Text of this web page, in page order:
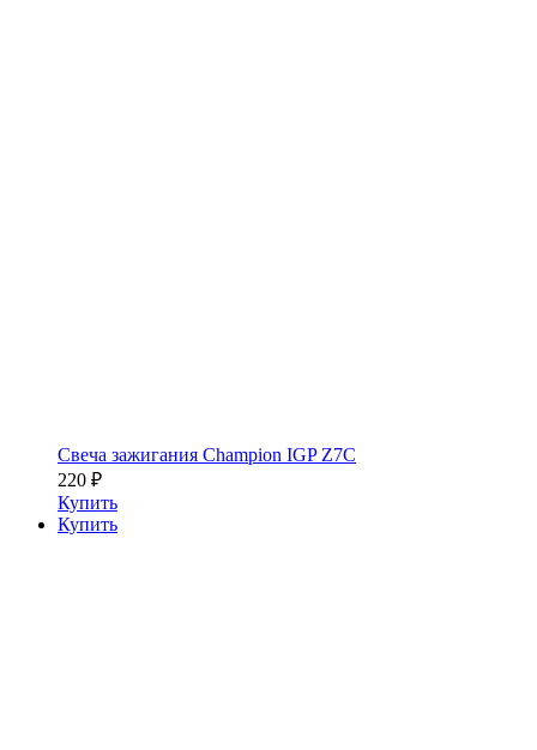
Свеча зажигания Champion IGP Z7C
220 ₽
Купить
Купить